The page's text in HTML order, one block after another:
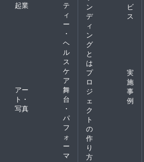
起業
テ
ィ
ー
・
ヘ
ル
ス
ケ
ア
アー
ト・
写真
舞
台
・
パ
フ
ォ
ー
マ
ン
デ
ィ
ン
グ
と
は
ビ
ス
プ
ロ
ジ
ェ
ク
ト
の
作
り
方
実
施
事
例